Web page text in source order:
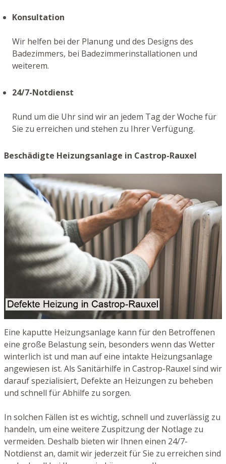
Konsultation
Wir helfen bei der Planung und des Designs des
Badezimmers, bei Badezimmerinstallationen und
weiterem.
24/7-Notdienst
Rund um die Uhr sind wir an jedem Tag der Woche für
Sie zu erreichen und stehen zu Ihrer Verfügung.
Beschädigte Heizungsanlage in Castrop-Rauxel
Eine kaputte Heizungsanlage kann für den Betroffenen
eine große Belastung sein, besonders wenn das Wetter
winterlich ist und man auf eine intakte Heizungsanlage
angewiesen ist. Als Sanitärhilfe in Castrop-Rauxel sind wir
darauf spezialisiert, Defekte an Heizungen zu beheben
und schnell für Abhilfe zu sorgen.
In solchen Fällen ist es wichtig, schnell und zuverlässig zu
handeln, um eine weitere Zuspitzung der Notlage zu
vermeiden. Deshalb bieten wir Ihnen einen 24/7-
Notdienst an, damit wir jederzeit für Sie zu erreichen sind